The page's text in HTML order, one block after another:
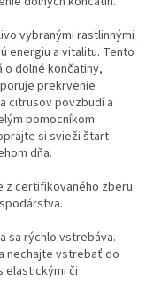
vybranými rastlinnými
energiu a vitalitu. Tento
dolné končatiny,
prekrvenie
citrusov povzbudí a
pomocníkom
si svieži štart
dňa.
z certifikovaného zberu
sa rýchlo vstrebáva.
nechajte vstrebať do
elastickými či